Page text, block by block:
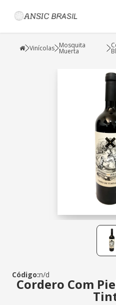
Vinícolas Mosquita
Muerta
Código:n/d
Cordero Com